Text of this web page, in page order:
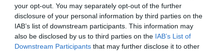
your opt-out. You may separately opt-out of the further
disclosure of your personal information by third parties on the
IAB’s list of downstream participants. This information may
also be disclosed by us to third parties on the IAB’s List of
Downstream Participants that may further disclose it to other
10.08.2026 ΔΕΛΤΙΑ ΤΥΠΟΥ